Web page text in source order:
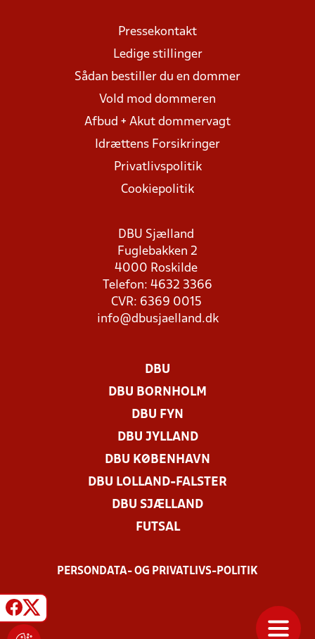
Pressekontakt
Ledige stillinger
Sådan bestiller du en dommer
Vold mod dommeren
Afbud + Akut dommervagt
Idrættens Forsikringer
Privatlivspolitik
Cookiepolitik
DBU Sjælland
Fuglebakken 2
4000 Roskilde
Telefon: 4632 3366
CVR: 6369 0015
info@dbusjaelland.dk
DBU
DBU BORNHOLM
DBU FYN
DBU JYLLAND
DBU KØBENHAVN
DBU LOLLAND-FALSTER
DBU SJÆLLAND
FUTSAL
PERSONDATA- OG PRIVATLIVS-POLITIK